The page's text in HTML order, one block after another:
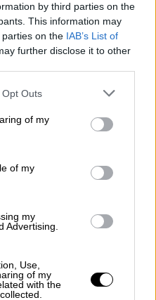
by third parties on the
This information may
on the IAB’s List of
further disclose it to other
uses one or more Google
behaviour. You may click to
and its third-party tags to
purposes in below Google
Outs
of my
of my
my
Advertising.
Use,
of my
with the
deprem
October 2,
και
είναι μέχρι
.
Σουλεϊμάν Παμπάλ
δεν περιέχει